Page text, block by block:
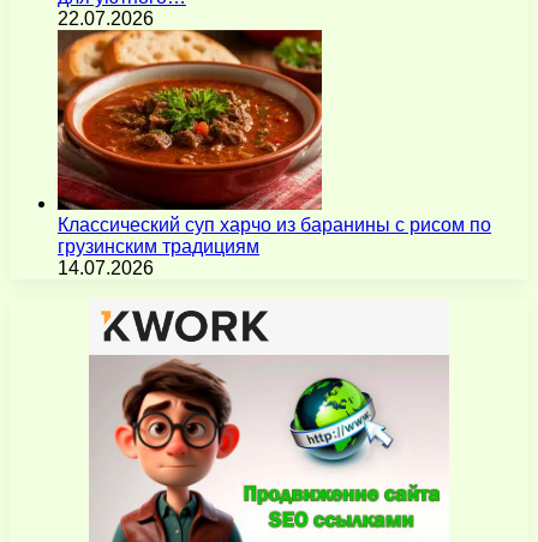
22.07.2026
Классический суп харчо из баранины с рисом по
грузинским традициям
14.07.2026